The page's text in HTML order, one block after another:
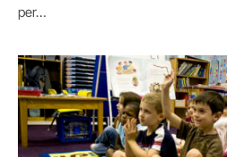
per…